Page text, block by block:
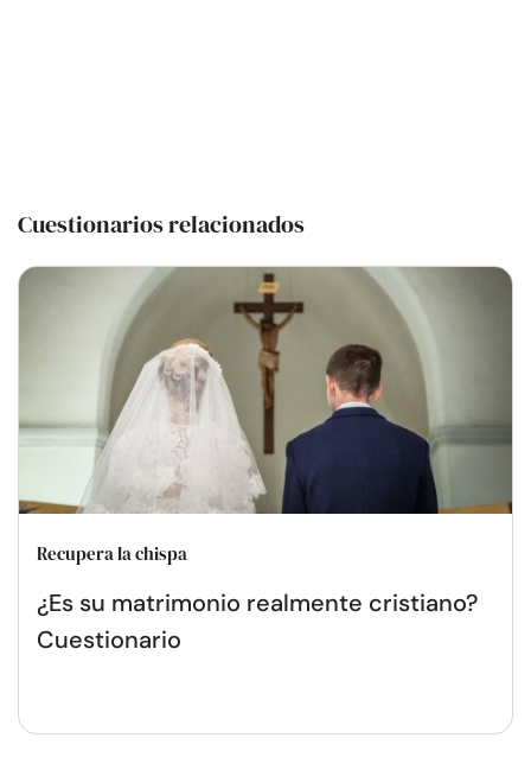
Cuestionarios relacionados
Recupera la chispa
¿Es su matrimonio realmente cristiano?
Cuestionario